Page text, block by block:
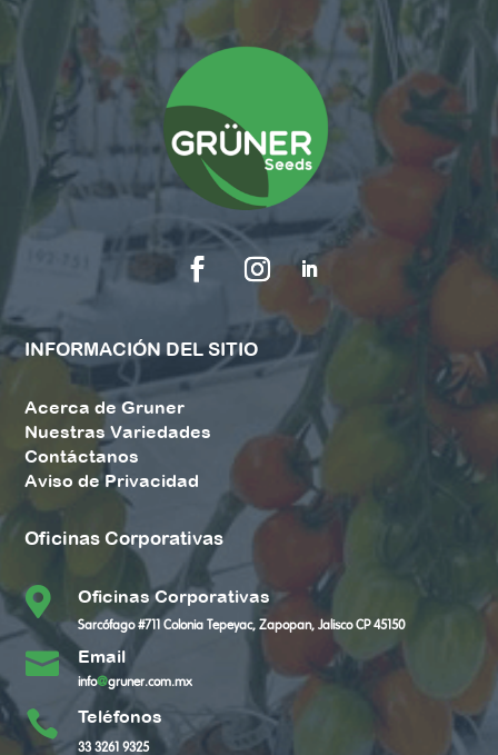
INFORMACIÓN DEL SITIO
Acerca de Gruner
Nuestras Variedades
Contáctanos
Aviso de Privacidad
Oficinas Corporativas
 Oficinas Corporativas
Sarcófago #711 Colonia Tepeyac, Zapopan, Jalisco CP 45150
 Email
info@gruner.com.mx
 Teléfonos
33 3261 9325